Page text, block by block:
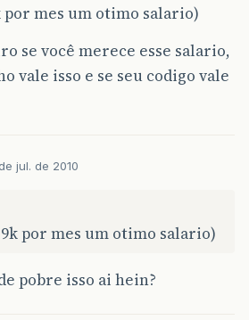
por mes um otimo salario)
se você merece esse salario,
vale isso e se seu codigo vale
jul. de 2010
por mes um otimo salario)
pobre isso ai hein?